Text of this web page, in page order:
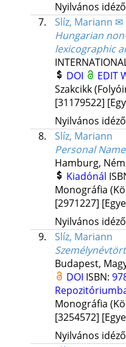
Nyilvános
7.
Slíz, Mariann ✉
Hungarian
lexicographic
DOI
EDIT
Szakcikk
[31179522]
Nyilvános
8.
Slíz, Mariann
Personal
Hamburg,
Kiadónál
Monográfia
[2971227]
Nyilvános
9.
Slíz, Mariann
Budapest,
DOI ISBN:
Monográfia
[3254572]
Nyilvános